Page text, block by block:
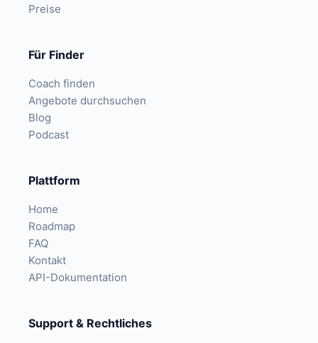
Preise
Für Finder
Coach finden
Angebote durchsuchen
Blog
Podcast
Plattform
Home
Roadmap
FAQ
Kontakt
API-Dokumentation
Support & Rechtliches